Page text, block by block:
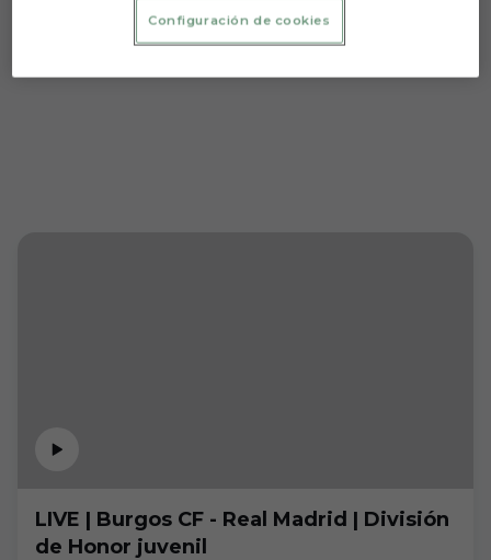
LIVE | Burgos CF - Real Madrid | División
de Honor juvenil
Configuración de cookies